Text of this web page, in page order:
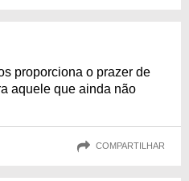
proporciona o prazer de
aquele que ainda não
COMPARTILHAR